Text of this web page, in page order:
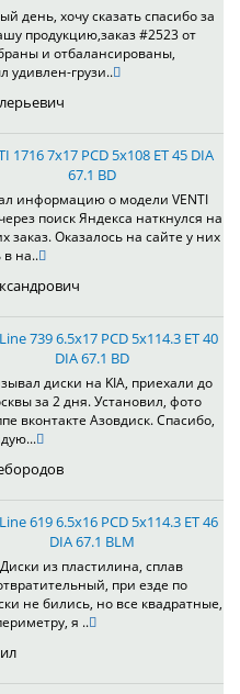
день, хочу сказать спасибо за
продукцию,заказ #2523 от
и отбалансированы,
грузи..
1716 7x17 PCD 5x108 ET 45 DIA
67.1 BD
информацию о модели VENTI
поиск Яндекса наткнулся на
Оказалось на сайте у них
в на..
739 6.5x17 PCD 5x114.3 ET 40
DIA 67.1 BD
диски на KIA, приехали до
за 2 дня. Установил, фото
вконтакте Азовдиск. Спасибо,
619 6.5x16 PCD 5x114.3 ET 46
DIA 67.1 BLM
Диски из пластилина, сплав
при езде по
не бились, но все квадратные,
я ..